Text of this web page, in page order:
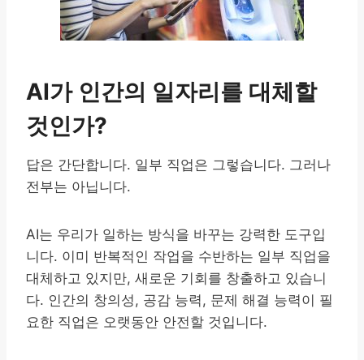
AI가 인간의 일자리를 대체할
것인가?
답은 간단합니다. 일부 직업은 그렇습니다. 그러나
전부는 아닙니다.
AI는 우리가 일하는 방식을 바꾸는 강력한 도구입
니다. 이미 반복적인 작업을 수반하는 일부 직업을
대체하고 있지만, 새로운 기회를 창출하고 있습니
다. 인간의 창의성, 공감 능력, 문제 해결 능력이 필
요한 직업은 오랫동안 안전할 것입니다.